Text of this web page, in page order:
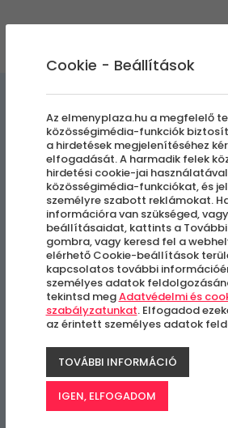
Szelfi Múzeum |
ORIGIN
Budapest, VII. kerület
Cookie - Beállítások
Az elmenyplaza.hu a megfelelő
közösségimédia-funkciók
a hirdetések megjelenítéséhez
elfogadását. A harmadik felek
hirdetési cookie-jai
közösségimédia-funkciókat, és
személyre szabott reklámokat.
információra van szükséged,
beállításaidat, kattints a
gombra, vagy keresd fel a
elérhető Cookie-beállítások
kapcsolatos további
személyes adatok
tekintsd megAdatvédelmi és
szabályzatunkat. Elfogadod
az érintett személyes adatok
TOVÁBBI INFORMÁCIÓ
IGEN, ELFOGADOM